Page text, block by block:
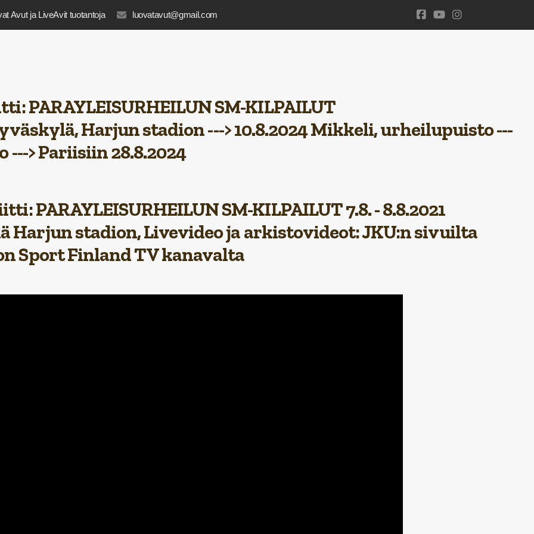
Avut ja LiveAvit tuotantoja luovatavut@gmail.com
: PARAYLEISURHEILUN SM-KILPAILUT
, Harjun stadion --->10.8.2024 Mikkeli, urheilupuisto ---
--->Pariisiin 28.8.2024
: PARAYLEISURHEILUN SM-KILPAILUT 7.8. -8.8.2021
Harjun stadion, Livevideo jaarkistovideot: JKU:n sivuilta
Sport Finland TV kanavalta